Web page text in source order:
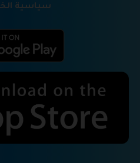
سياسية